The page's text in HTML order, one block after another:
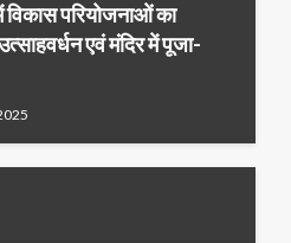
में विकास परियोजनाओं का
एवं मंदिर में पूजा-